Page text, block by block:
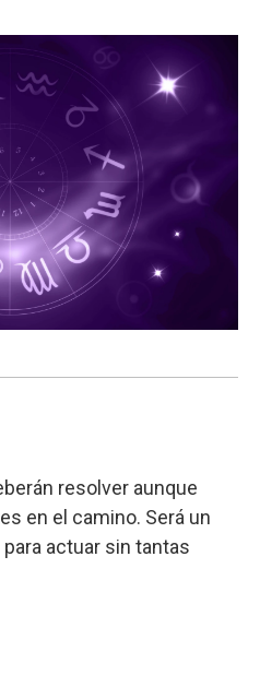
resolver aunque
en el camino. Será un
actuar sin tantas